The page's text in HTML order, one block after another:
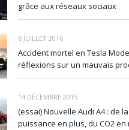
grâce aux réseaux sociaux
6 JUILLET 2016
Accident mortel en Tesla
réflexions sur un mauvais
14 DÉCEMBRE 2015
(essai) Nouvelle Audi A4 : de
puissance en plus, du CO2 en